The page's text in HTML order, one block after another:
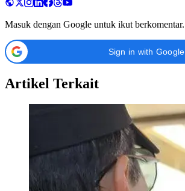
Masuk dengan Google untuk ikut berkomentar.
Sign in with Google
Artikel Terkait